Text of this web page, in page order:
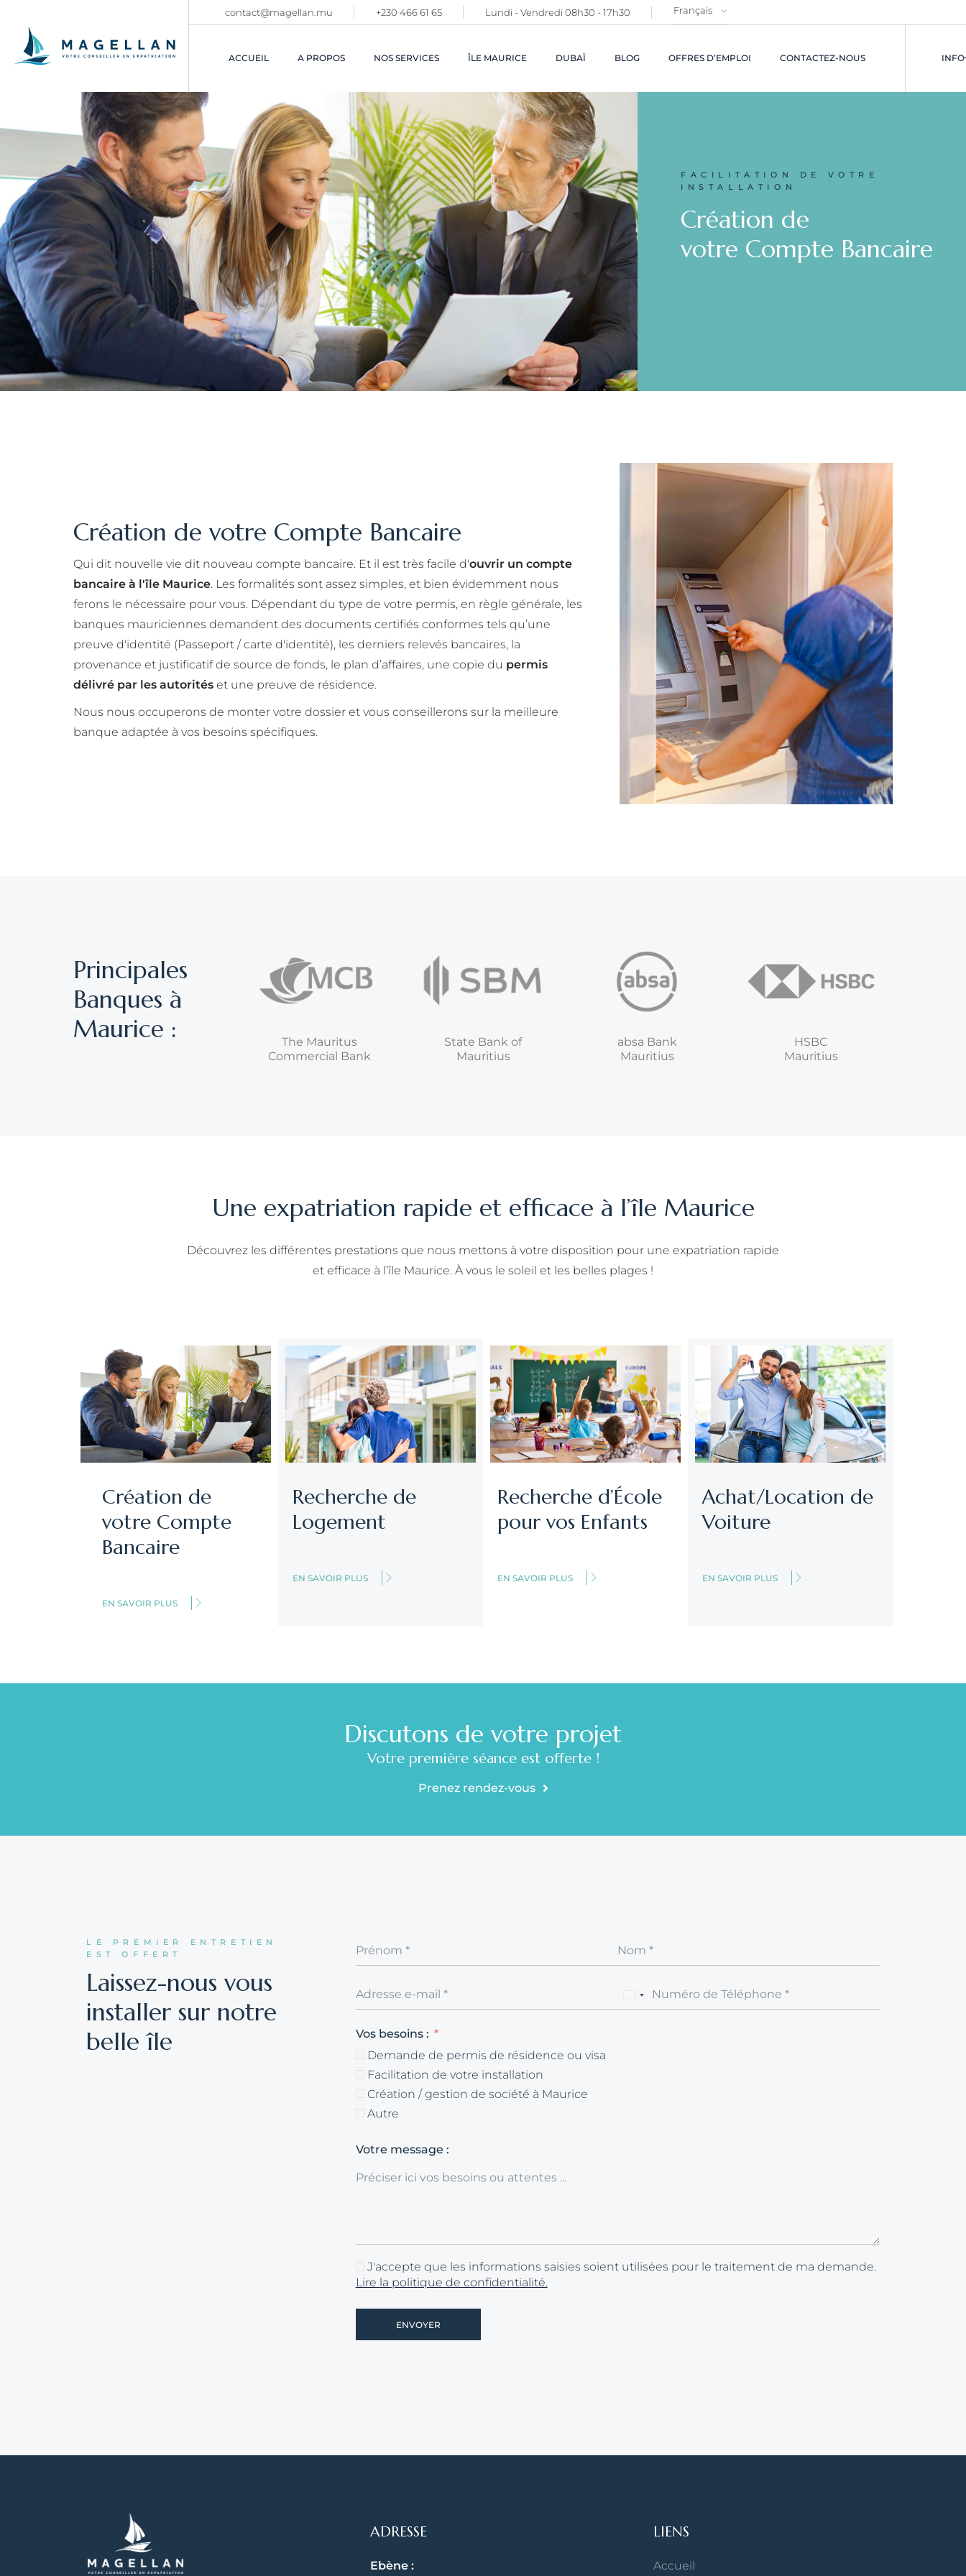
contact@magellan.mu +230 466 61 65 Lundi - Vendredi 08h30 - 17h30
ACCUEIL A PROPOS NOS SERVICES
DEMANDE DE
PERMIS DE
RÉSIDENCE
PERMANENT
FACILITATION DE
VOTRE
INSTALLATION
CRÉATION ET
GESTION DE
SOCIÉTÉS
ÎLE MAURICE DUBAÏ BLOG OFFRES D’EMPLOI CONTACTEZ-NOUS INFO
FACILITATION DE VOTRE
INSTALLATION
Création de
votre Compte Bancaire
Création de votre Compte Bancaire
Qui dit nouvelle vie dit nouveau compte bancaire. Et il est très facile d'ouvrir un compte
bancaire à l'île Maurice. Les formalités sont assez simples, et bien évidemment nous
ferons le nécessaire pour vous. Dépendant du type de votre permis, en règle générale, les
banques mauriciennes demandent des documents certifiés conformes tels qu’une
preuve d'identité (Passeport / carte d'identité), les derniers relevés bancaires, la
provenance et justificatif de source de fonds, le plan d’affaires, une copie du permis
délivré par les autorités et une preuve de résidence.
Nous nous occuperons de monter votre dossier et vous conseillerons sur la meilleure
banque adaptée à vos besoins spécifiques.
Principales
Banques à
Maurice :
The Mauritus
Commercial Bank
State Bank of
Mauritius
absa Bank
Mauritius
HSBC
Mauritius
Une expatriation rapide et efficace à l’île Maurice
Découvrez les différentes prestations que nous mettons à votre disposition pour une expatriation rapide
et efficace à l’île Maurice. À vous le soleil et les belles plages !
Création de
votre Compte
Bancaire
EN SAVOIR PLUS
Recherche de
Logement
EN SAVOIR PLUS
Recherche d’École
pour vos Enfants
EN SAVOIR PLUS
Achat/Location de
Voiture
EN SAVOIR PLUS
Discutons de votre projet
Votre première séance est offerte !
Prenez rendez-vous
LE PREMIER ENTRETIEN
EST OFFERT
Laissez-nous vous
installer sur notre
belle île
Vos besoins :
Demande de permis de résidence ou visa
Facilitation de votre installation
Création / gestion de société à Maurice
Autre
Votre message :
J'accepte que les informations saisies soient utilisées pour le traitement de ma demande.
Lire la politique de confidentialité.
ENVOYER
ADRESSE
Ebène :
LIENS
Accueil